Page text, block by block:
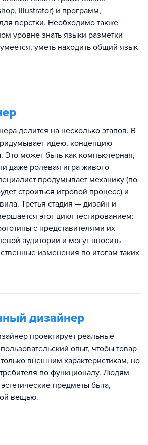
Illustrator) и программ,
верстки. Необходимо также
уровне знать языки разметки
уметь находить общий язык
делится на несколько этапов. В
идею, концепцию
Это может быть как компьютерная,
даже ролевая игра живого
продумывает механику (по
строиться игровой процесс) и
Третья стадия — дизайн и
этот цикл тестированием:
с представителями их
аудитории и могут вносить
изменения по итогам таких
дизайнер
проектирует реальные
опыт, чтобы товар
внешним характеристикам, но
по функционалу. Людям
предметы быта,
вещью.